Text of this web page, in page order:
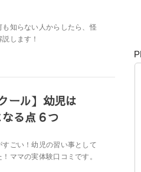
知らない人からしたら、怪
します！
ール】幼児は
る点６つ
ごい！幼児の習い事として
ママの実体験口コミです。